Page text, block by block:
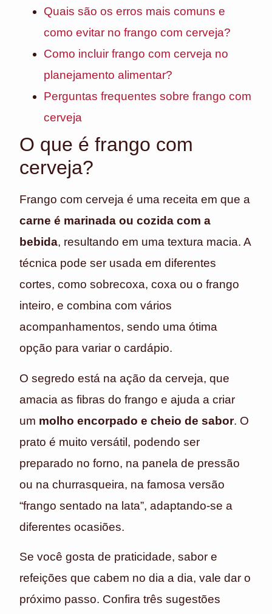
Quais são os erros mais comuns e
como evitar no frango com cerveja?
Como incluir frango com cerveja no
planejamento alimentar?
Perguntas frequentes sobre frango com
cerveja
O que é frango com
cerveja?
Frango com cerveja é uma receita em que a
carne é marinada ou cozida com a
bebida, resultando em uma textura macia. A
técnica pode ser usada em diferentes
cortes, como sobrecoxa, coxa ou o frango
inteiro, e combina com vários
acompanhamentos, sendo uma ótima
opção para variar o cardápio.
O segredo está na ação da cerveja, que
amacia as fibras do frango e ajuda a criar
um molho encorpado e cheio de sabor. O
prato é muito versátil, podendo ser
preparado no forno, na panela de pressão
ou na churrasqueira, na famosa versão
“frango sentado na lata”, adaptando-se a
diferentes ocasiões.
Se você gosta de praticidade, sabor e
refeições que cabem no dia a dia, vale dar o
próximo passo. Confira três sugestões